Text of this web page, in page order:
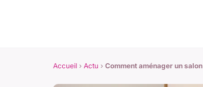
Accueil › Actu › Comment aménager un